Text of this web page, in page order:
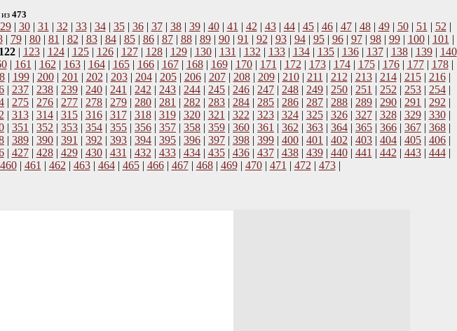
473
29| 30| 31 | 32 | 33| 34| 35| 36| 37| 38| 39| 40| 41 | 42 | 43| 44| 45| 46| 47| 48| 49| 50| 51 | 52 |
| 79| 80| 81 | 82 | 83| 84| 85| 86| 87| 88| 89| 90| 91 | 92 | 93| 94| 95| 96| 97| 98| 99| 100| 101 |
122| 123| 124| 125| 126| 127| 128| 129| 130| 131 | 132 | 133| 134| 135| 136| 137| 138| 139| 140
| 161 | 162 | 163| 164| 165| 166| 167| 168| 169| 170| 171 | 172 | 173| 174| 175| 176| 177| 178|
| 199| 200| 201 | 202 | 203| 204| 205| 206| 207| 208| 209| 210| 211 | 212 | 213| 214| 215| 216|
| 237 | 238 | 239 | 240 | 241 | 242 | 243 | 244 | 245 | 246 | 247 | 248 | 249 | 250 | 251 | 252 | 253 | 254 |
| 275 | 276 | 277 | 278 | 279 | 280 | 281 | 282 | 283 | 284 | 285 | 286 | 287 | 288 | 289 | 290 | 291 | 292 |
| 313| 314| 315| 316| 317| 318| 319| 320| 321 | 322 | 323| 324| 325| 326| 327| 328| 329| 330|
| 351 | 352 | 353 | 354 | 355 | 356 | 357 | 358 | 359 | 360 | 361 | 362 | 363 | 364 | 365 | 366 | 367 | 368 |
| 389 | 390 | 391 | 392 | 393 | 394 | 395 | 396 | 397 | 398 | 399 | 400 | 401 | 402 | 403 | 404 | 405 | 406 |
| 427| 428| 429| 430| 431 | 432 | 433| 434| 435| 436| 437| 438| 439| 440| 441 | 442 | 443| 444|
460| 461 | 462 | 463| 464| 465| 466| 467| 468| 469| 470| 471 | 472 | 473|